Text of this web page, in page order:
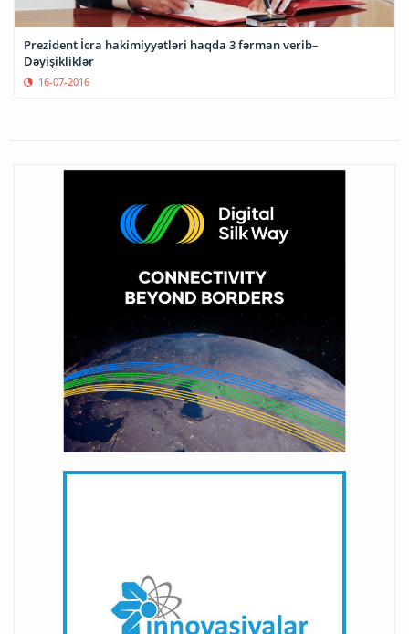
Prezident İcra hakimiyyətləri haqda 3 fərman verib–
Dəyişikliklər
16-07-2016